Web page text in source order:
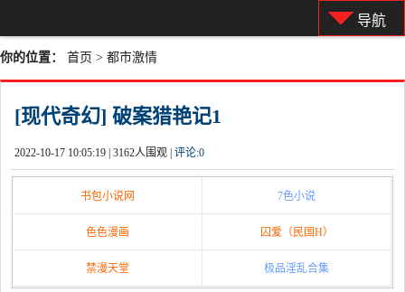
导航
你的位置： 首页 > 都市激情
[现代奇幻] 破案猎艳记1
2022-10-17 10:05:19 | 3162人围观 | 评论:0
书包小说网 7色小说
色色漫画 囚爱（民国H）
禁漫天堂 极品淫乱合集